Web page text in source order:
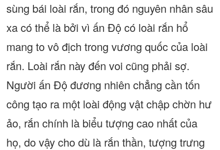
sùng bái loài rắn, trong đó nguyên nhân sâu
xa có thể là bởi vì ấn Độ có loài rắn hổ
mang to vô địch trong vương quốc của loài
rắn. Loài rắn này đến voi cũng phải sợ.
Người ấn Độ đương nhiên chẳng cần tốn
công tạo ra một loài động vật chập chờn hư
ảo, rắn chính là biểu tượng cao nhất của
họ, do vậy cho dù là rắn thần, tượng trưng